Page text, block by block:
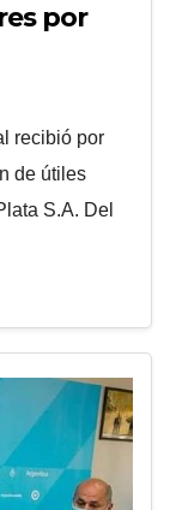
por
recibió por
de útiles
S.A. Del